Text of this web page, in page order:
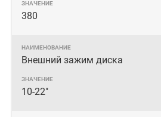
380
Внешний зажим диска
10-22"